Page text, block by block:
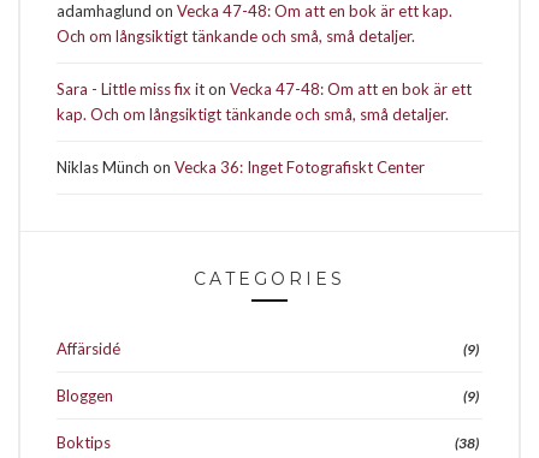
adamhaglund on Vecka 47-48: Om att en bok är ett kap.
Och om långsiktigt tänkande och små, små detaljer.
Sara - Little miss fix iton Vecka 47-48: Om att en bok är ett
kap. Och om långsiktigt tänkande och små, små detaljer.
Niklas Münch on Vecka 36: Inget Fotografiskt Center
CATEGORIES
Affärsidé (9)
Bloggen (9)
Boktips (38)